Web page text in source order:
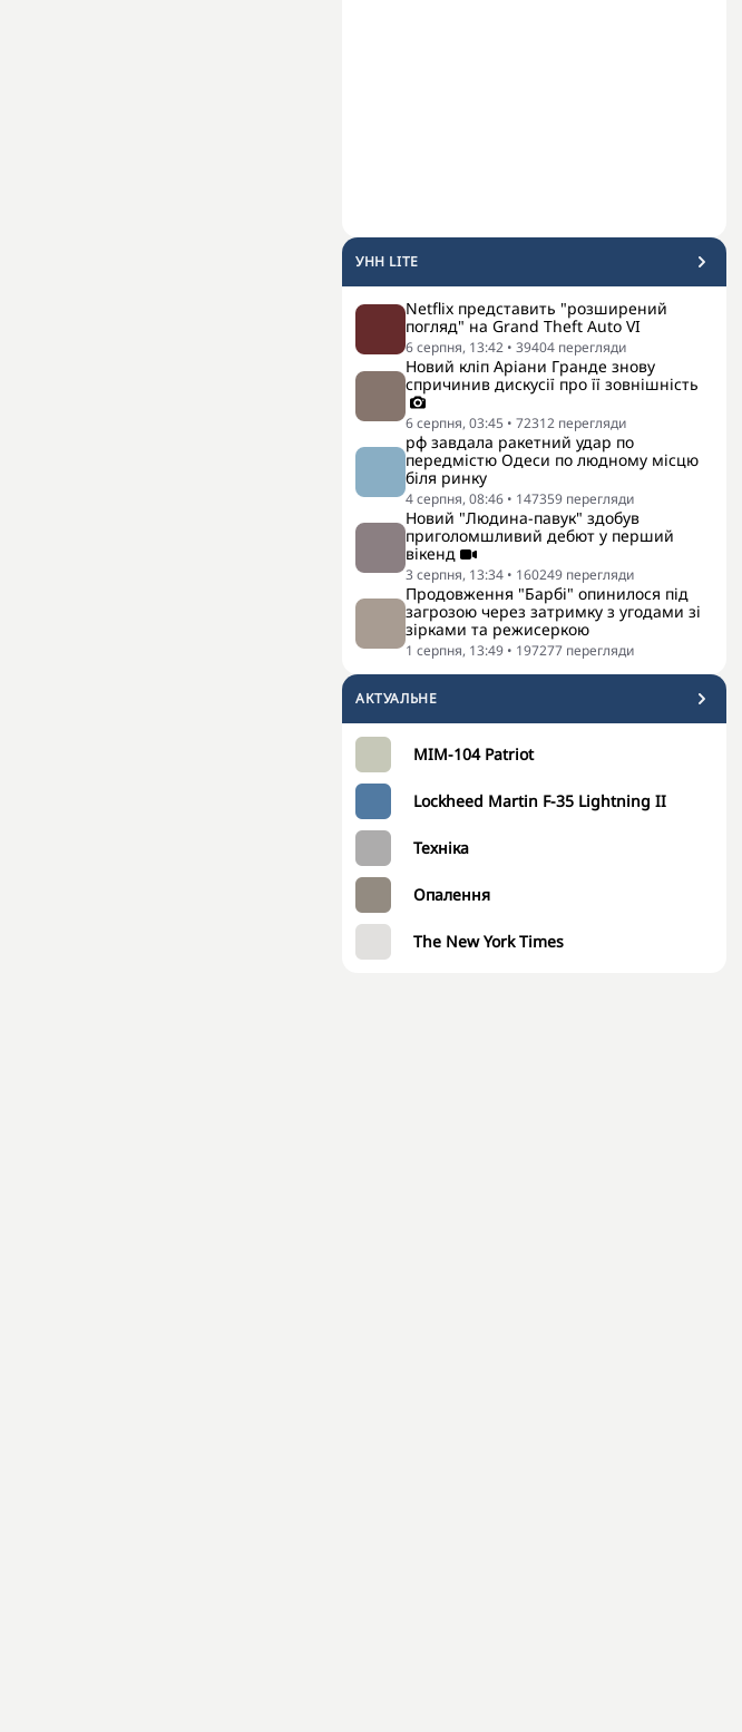
УНН LITE
Netflix представить "розширений
погляд" на Grand Theft Auto VI
6 серпня, 13:42 • 39404 перегляди
Новий кліп Аріани Гранде знову
спричинив дискусії про її зовнішність
6 серпня, 03:45 • 72312 перегляди
рф завдала ракетний удар по
передмістю Одеси по людному місцю
біля ринку
4 серпня, 08:46 • 147359 перегляди
Новий "Людина-павук" здобув
приголомшливий дебют у перший
вікенд
3 серпня, 13:34 • 160249 перегляди
Продовження "Барбі" опинилося під
загрозою через затримку з угодами зі
зірками та режисеркою
1 серпня, 13:49 • 197277 перегляди
АКТУАЛЬНЕ
MIM-104 Patriot
Lockheed Martin F-35 Lightning II
Техніка
Опалення
The New York Times